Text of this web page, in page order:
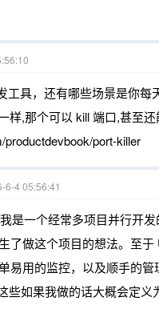
工具，还有哪些场景是你每
样,那个可以 kill 端口,甚至
productdevbook/port-killer
6-4 05:56:41
是一个经常多项目并行开
了做这个项目的想法。至
易用的监控，以及顺手的管
些如果我做的话大概会定义